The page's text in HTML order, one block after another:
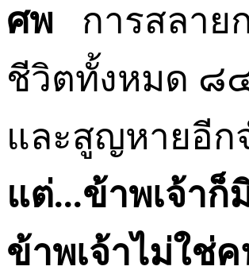
ศพ
การสลาย
ชีวิตทั้งหมด ๘
และสูญหายอีก
แต่...ข้าพเจ้าก็
ข้าพเจ้าไม่ใช่